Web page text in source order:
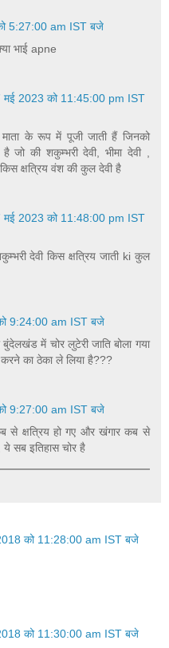
5:27:00 am IST बजे
भाई apne
मई 2023 को 11:45:00 pm IST
माता के रूप में पूजी जाती हैं जिनको
जो की शकुम्भरी देवी, भीमा देवी ,
किस क्षत्रिय वंश की कुल देवी है
मई 2023 को 11:48:00 pm IST
देवी किस क्षत्रिय जाती ki कुल
9:24:00 am IST बजे
में चोर लुटेरी जाति बोला गया
करने का ठेका ले लिया है???
9:27:00 am IST बजे
से क्षत्रिय हो गए और खंगार कब से
ये सब इतिहास चोर है
को 11:28:00 am IST बजे
को 11:30:00 am IST बजे